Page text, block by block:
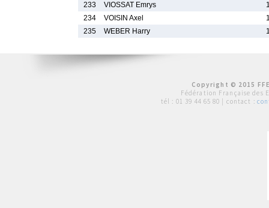
233
VIOSSAT Emrys
234
VOISIN Axel
235
WEBER Harry
Copyright © 2015
Fédération Française des
tél : 01 39 44 65 80 | contact :